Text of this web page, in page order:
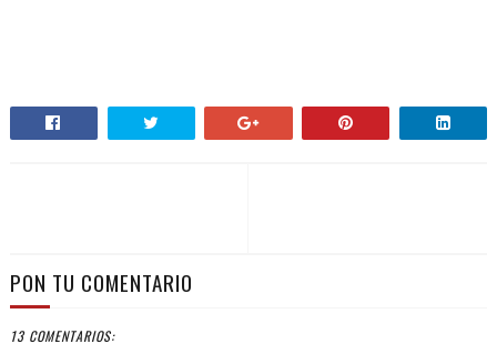
PON TU COMENTARIO
13 COMENTARIOS: